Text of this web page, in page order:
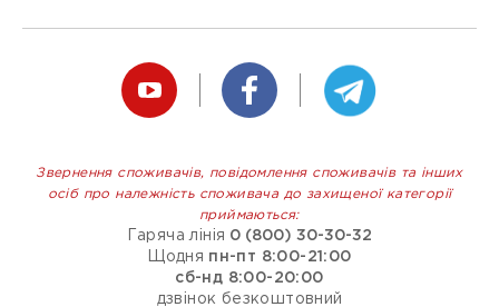
Звернення споживачів, повідомлення споживачів та інших
осіб про належність споживача до захищеної категорії
приймаються:
Гаряча лінія 0 (800) 30-30-32
Щодня пн-пт 8:00-21:00
сб-нд 8:00-20:00
дзвінок безкоштовний